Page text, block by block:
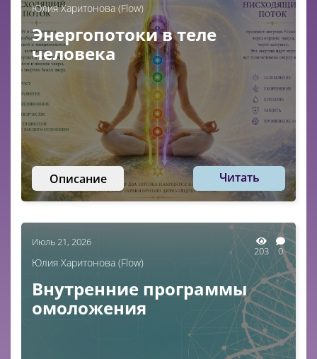
Юлия Харитонова (Flow)
Энергопотоки в теле
человека
Описание Читать
Июль 21, 2026
203 0
Юлия Харитонова (Flow)
Внутренние программы
омоложения